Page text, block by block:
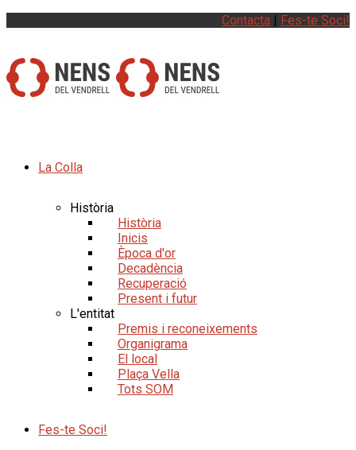
Contacta | Fes-te Soci!
La Colla
Història
Història
Inicis
Època d'or
Decadència
Recuperació
Present i futur
L'entitat
Premis i reconeixements
Organigrama
El local
Plaça Vella
Tots SOM
Fes-te Soci!